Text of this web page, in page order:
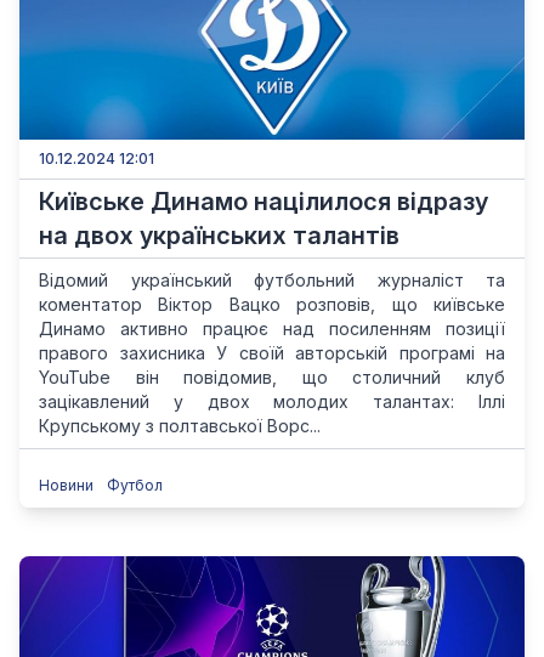
10.12.2024 12:01
Київське Динамо націлилося відразу
на двох українських талантів
Відомий український футбольний журналіст та
коментатор Віктор Вацко розповів, що київське
Динамо активно працює над посиленням позиції
правого захисника У своїй авторській програмі на
YouTube він повідомив, що столичний клуб
зацікавлений у двох молодих талантах: Іллі
Крупському з полтавської Ворс...
Новини Футбол